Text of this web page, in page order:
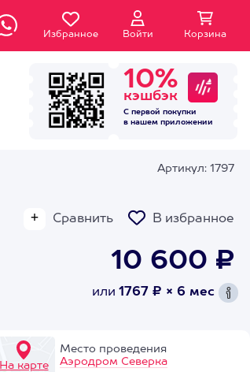
Избранное Войти Корзина
10%
кэшбэк
С первой покупки
в нашем приложении
Артикул: 1797
Сравнить В избранное
10 600 ₽
или 1767 ₽ × 6 мес
На карте
Место проведения
Аэродром Северка